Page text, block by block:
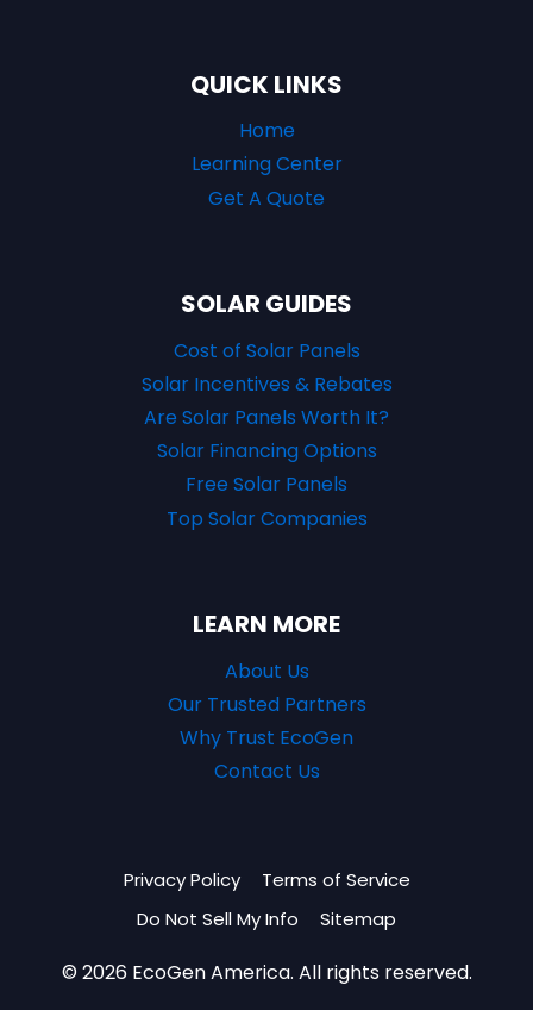
QUICK LINKS
Home
Learning Center
Get A Quote
SOLAR GUIDES
Cost of Solar Panels
Solar Incentives & Rebates
Are Solar Panels Worth It?
Solar Financing Options
Free Solar Panels
Top Solar Companies
LEARN MORE
About Us
Our Trusted Partners
Why Trust EcoGen
Contact Us
Privacy Policy
Terms of Service
Do Not Sell My Info
Sitemap
© 2026 EcoGen America. All rights reserved.